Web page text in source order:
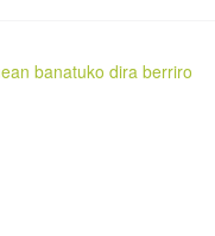
banatuko dira berriro